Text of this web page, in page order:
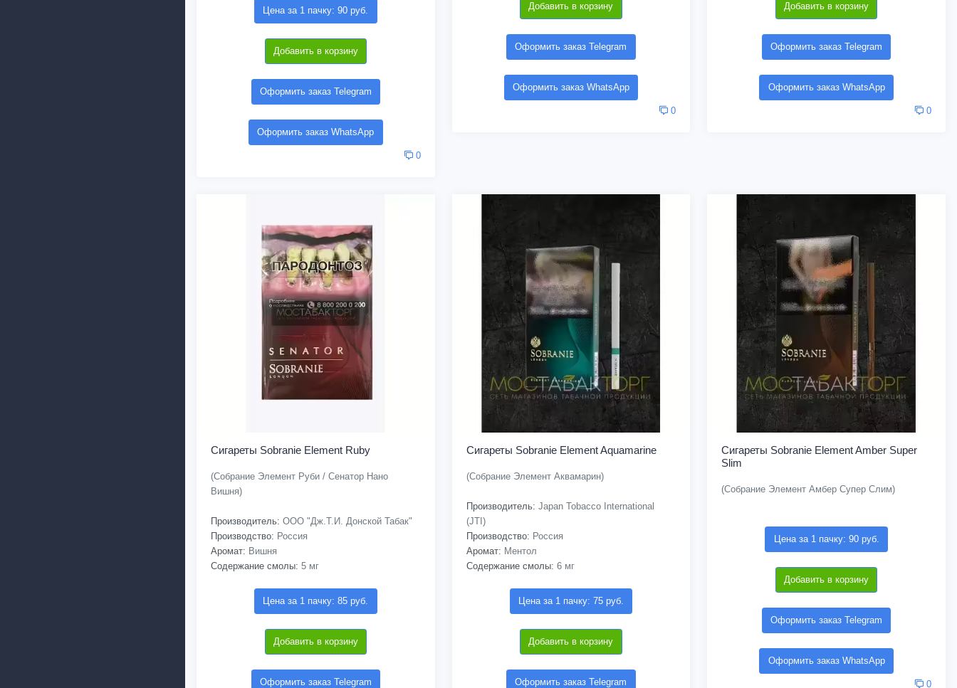
Цена за 1 пачку: 90 руб.
Добавить в корзину
Оформить заказ Telegram
Оформить заказ WhatsApp
0
Добавить в корзину
Оформить заказ Telegram
Оформить заказ WhatsApp
0
Добавить в корзину
Оформить заказ Telegram
Оформить заказ WhatsApp
0
Сигареты Sobranie Element Ruby
(Собрание Элемент Руби / Сенатор Нано
Вишня)
Производитель: ООО "Дж.Т.И. Донской Табак"
Производство: Россия
Аромат: Вишня
Содержание смолы: 5 мг
Цена за 1 пачку: 85 руб.
Добавить в корзину
Оформить заказ Telegram
Сигареты Sobranie Element Aquamarine
(Собрание Элемент Аквамарин)
Производитель: Japan Tobacco International
(JTI)
Производство: Россия
Аромат: Ментол
Содержание смолы: 6 мг
Цена за 1 пачку: 75 руб.
Добавить в корзину
Оформить заказ Telegram
Сигареты Sobranie Element Amber Super
Slim
(Собрание Элемент Амбер Супер Слим)
Цена за 1 пачку: 90 руб.
Добавить в корзину
Оформить заказ Telegram
Оформить заказ WhatsApp
0